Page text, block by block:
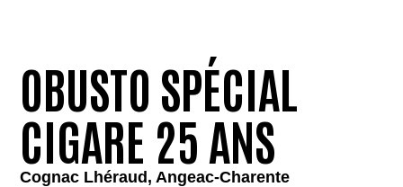
OBUSTO SPÉCIAL
CIGARE 25 ANS
Cognac Lhéraud, Angeac-Charente